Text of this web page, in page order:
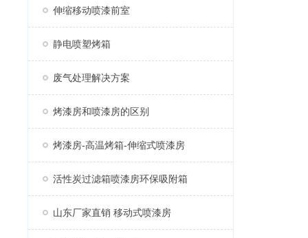
伸缩移动喷漆前室
静电喷塑烤箱
废气处理解决方案
烤漆房和喷漆房的区别
烤漆房-高温烤箱-伸缩式喷漆房
活性炭过滤箱喷漆房环保吸附箱
山东厂家直销 移动式喷漆房